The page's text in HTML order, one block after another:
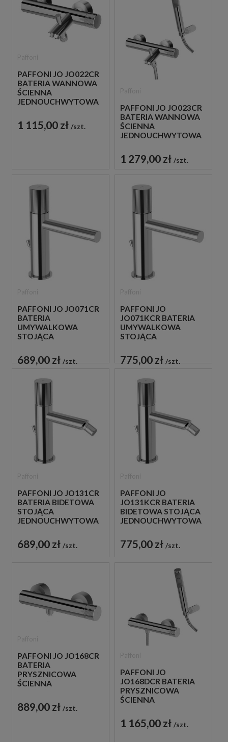
PAFFONI JO JO022CR
BATERIA WANNOWA
ŚCIENNA
JEDNOUCHWYTOWA
1 115,00 zł szt.
PAFFONI JO JO023CR
BATERIA WANNOWA
ŚCIENNA
JEDNOUCHWYTOWA
1 279,00 zł szt.
PAFFONI JO JO071CR
BATERIA
UMYWALKOWA
STOJĄCA
CHROM
689,00 zł szt.
PAFFONI JO
JO071KCR BATERIA
UMYWALKOWA
STOJĄCA
CHROM
775,00 zł szt.
PAFFONI JO JO131CR
BATERIA BIDETOWA
STOJĄCA
JEDNOUCHWYTOWA
689,00 zł szt.
PAFFONI JO
JO131KCR BATERIA
BIDETOWA STOJĄCA
JEDNOUCHWYTOWA
775,00 zł szt.
PAFFONI JO JO168CR
BATERIA
PRYSZNICOWA
ŚCIENNA
CHROM
889,00 zł szt.
PAFFONI JO
JO168DCR BATERIA
PRYSZNICOWA
ŚCIENNA
CHROM
1 165,00 zł szt.